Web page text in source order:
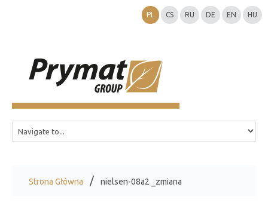
PL CS RU DE EN HU
Strona Główna nielsen-08a2 _zmiana